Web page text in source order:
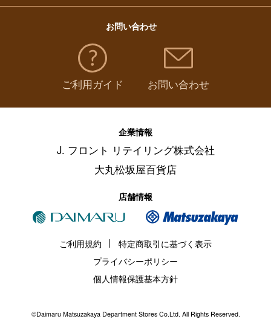
お問い合わせ
ご利用ガイド お問い合わせ
企業情報
J. フロント リテイリング株式会社
大丸松坂屋百貨店
店舗情報
ご利用規約
特定商取引に基づく表示
プライバシーポリシー
個人情報保護基本方針
©Daimaru Matsuzakaya Department Stores Co.Ltd. All Rights Reserved.